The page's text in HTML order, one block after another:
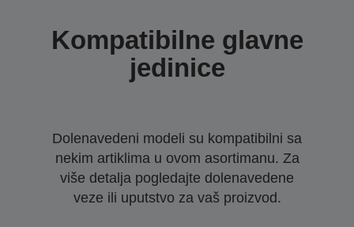
Kompatibilne glavne
jedinice
Dolenavedeni modeli su kompatibilni sa
nekim artiklima u ovom asortimanu. Za
više detalja pogledajte dolenavedene
veze ili uputstvo za vaš proizvod.